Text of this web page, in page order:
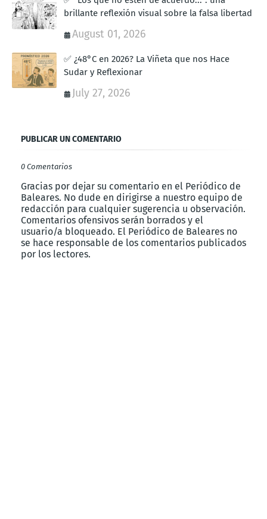
brillante reflexión visual sobre la falsa libertad
August 01, 2026
✅ ¿48°C en 2026? La Viñeta que nos Hace
Sudar y Reflexionar
July 27, 2026
PUBLICAR UN COMENTARIO
0 Comentarios
Gracias por dejar su comentario en el Periódico de
Baleares. No dude en dirigirse a nuestro equipo de
redacción para cualquier sugerencia u observación.
Comentarios ofensivos serán borrados y el
usuario/a bloqueado. El Periódico de Baleares no
se hace responsable de los comentarios publicados
por los lectores.